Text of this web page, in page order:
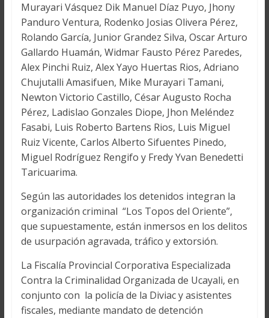
Murayari Vásquez Dik Manuel Díaz Puyo, Jhony
Panduro Ventura, Rodenko Josias Olivera Pérez,
Rolando García, Junior Grandez Silva, Oscar Arturo
Gallardo Huamán, Widmar Fausto Pérez Paredes,
Alex Pinchi Ruiz, Alex Yayo Huertas Rios, Adriano
Chujutalli Amasifuen, Mike Murayari Tamani,
Newton Victorio Castillo, César Augusto Rocha
Pérez, Ladislao Gonzales Diope, Jhon Meléndez
Fasabi, Luis Roberto Bartens Rios, Luis Miguel
Ruiz Vicente, Carlos Alberto Sifuentes Pinedo,
Miguel Rodríguez Rengifo y Fredy Yvan Benedetti
Taricuarima.
Según las autoridades los detenidos integran la
organización criminal “Los Topos del Oriente”,
que supuestamente, están inmersos en los delitos
de usurpación agravada, tráfico y extorsión.
La Fiscalía Provincial Corporativa Especializada
Contra la Criminalidad Organizada de Ucayali, en
conjunto con la policía de la Diviac y asistentes
fiscales, mediante mandato de detención